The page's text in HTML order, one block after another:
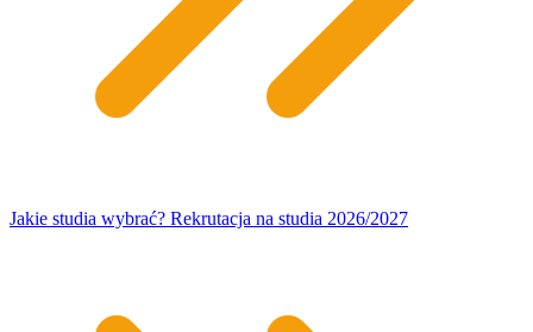
Jakie studia wybrać? Rekrutacja na studia 2026/2027